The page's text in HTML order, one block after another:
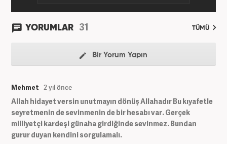
YORUMLAR 31 TÜMÜ
Bir Yorum Yapın
Mehmet 2 yıl önce
Allah hidayet versin unutmayın dönüş Allahadır Bu kıyafetle
seyretmenin de sevinmenin de bir hesabı var. Gerçek
milliyetçi kardeşi günaha girdiğinde sevinmez. Bundan
gurur duyan kendini sorgulamalı.